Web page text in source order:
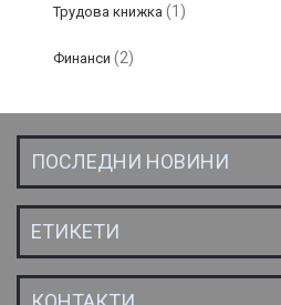
Трудова книжка (1)
Финанси (2)
ПОСЛЕДНИ НОВИНИ
ЕТИКЕТИ